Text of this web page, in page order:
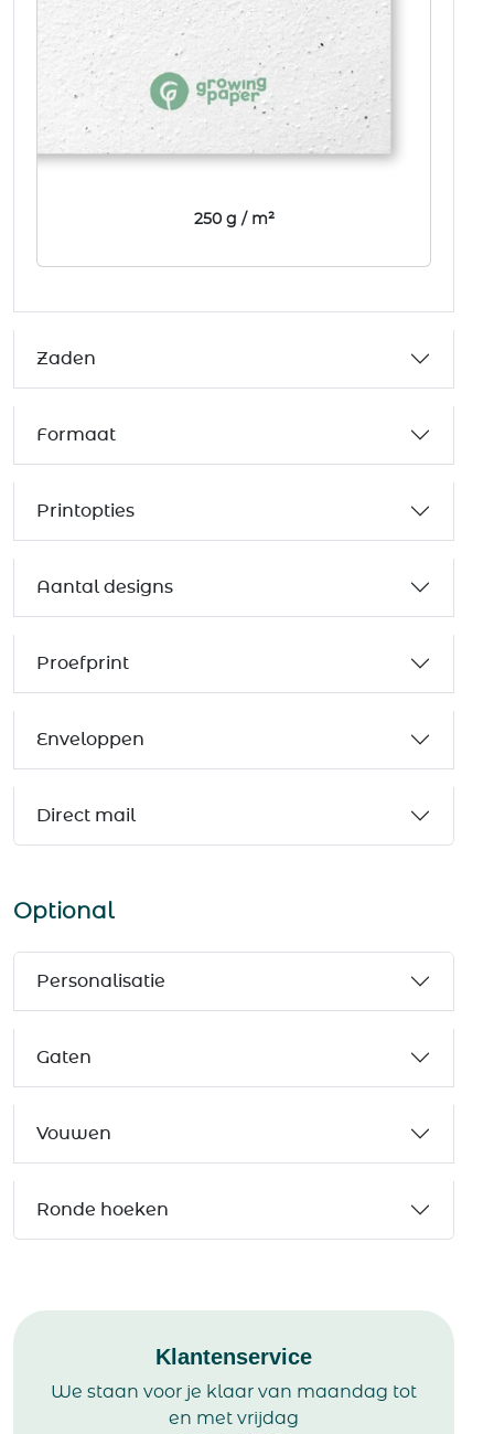
250 g / m²
Zaden
Formaat
Printopties
Aantal designs
Proefprint
Enveloppen
Direct mail
Optional
Personalisatie
Gaten
Vouwen
Ronde hoeken
Klantenservice
We staan voor je klaar van maandag tot
en met vrijdag